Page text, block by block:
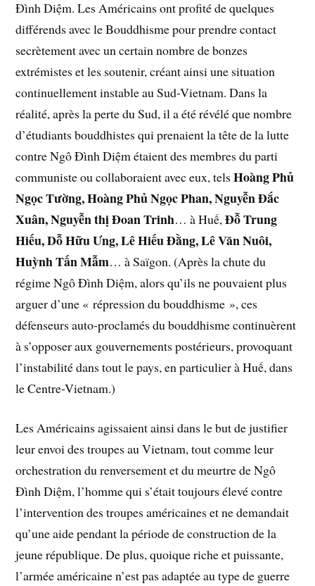
Đình Diệm. Les Américains ont profité de quelques
différends avec le Bouddhisme pour prendre contact
secrètement avec un certain nombre de bonzes
extrémistes et les soutenir, créant ainsi une situation
continuellement instable au Sud-Vietnam. Dans la
réalité, après la perte du Sud, il a été révélé que nombre
d’étudiants bouddhistes qui prenaient la tête de la lutte
contre Ngô Đình Diệm étaient des membres du parti
communiste ou collaboraient avec eux, telsHoàng Phủ
Ngọc Tường, Hoàng Phủ Ngọc Phan, Nguyễn Đắc
Xuân, Nguyễn thị Đoan Trinh… à Huế, Đỗ Trung
Hiếu, Dỗ Hữu Ưng, Lê Hiếu Đằng, Lê Văn Nuôi,
Huỳnh Tấn Mẫm… à Saïgon. (Après la chute du
régime Ngô Đình Diệm, alors qu’ils ne pouvaient plus
arguer d’une « répression du bouddhisme », ces
défenseurs auto-proclamés du bouddhisme continuèrent
à s’opposer aux gouvernements postérieurs, provoquant
l’instabilité dans tout le pays, en particulier à Huế, dans
le Centre-Vietnam.)
Les Américains agissaient ainsi dans le but de justifier
leur envoi des troupes au Vietnam, tout comme leur
orchestration du renversement et du meurtre de Ngô
Đình Diệm, l’homme qui s’était toujours élevé contre
l’intervention des troupes américaines et ne demandait
qu’une aide pendant la période de construction de la
jeune république. De plus, quoique riche et puissante,
l’armée américaine n’est pas adaptée au type de guerre